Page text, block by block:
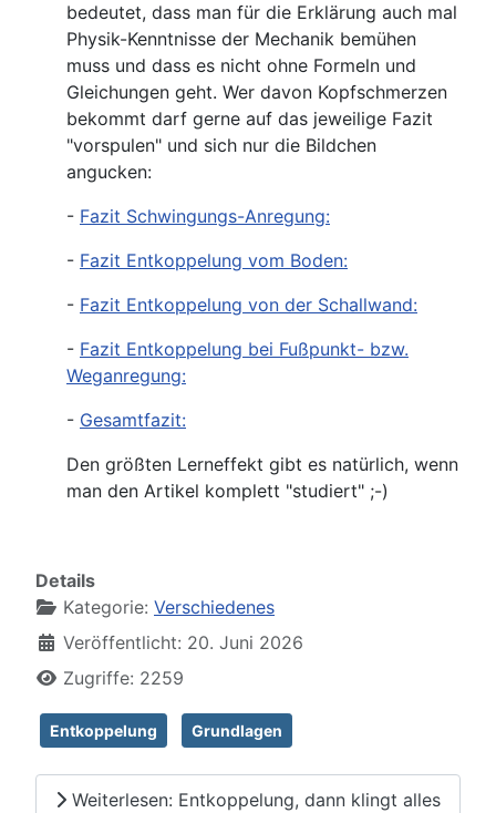
bedeutet, dass man für die Erklärung auch mal
Physik-Kenntnisse der Mechanik bemühen
muss und dass es nicht ohne Formeln und
Gleichungen geht. Wer davon Kopfschmerzen
bekommt darf gerne auf das jeweilige Fazit
"vorspulen" und sich nur die Bildchen
angucken:
- Fazit Schwingungs-Anregung:
- Fazit Entkoppelung vom Boden:
- Fazit Entkoppelung von der Schallwand:
- Fazit Entkoppelung bei Fußpunkt- bzw.
Weganregung:
- Gesamtfazit:
Den größten Lerneffekt gibt es natürlich, wenn
man den Artikel komplett "studiert" ;-)
Details
Kategorie: Verschiedenes
Veröffentlicht: 20. Juni 2026
Zugriffe: 2259
Entkoppelung Grundlagen
Weiterlesen: Entkoppelung, dann klingt alles